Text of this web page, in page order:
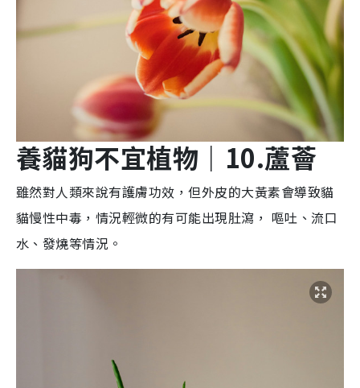
養貓狗不宜植物 ｜10.蘆薈
雖然對人類來說有護膚功效，但外皮的大黃素會導致貓
貓慢性中毒，情況輕微的有可能出現肚瀉， 嘔吐、流口
水、發燒等情況。